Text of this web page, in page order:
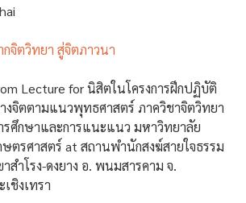
กจิตวิทยา สู่จิตภาวนา
Lecture for นิสิตในโครงการฝึกปฏิบัติ
งจิตตามแนวพุทธศาสตร์ ภาควิชาจิตวิทยา
รศึกษาและการแนะแนว มหาวิทยาลัย
ษตรศาสตร์ at สถานพำนักสงฆ์สายใจธรรม
าสำโรง-ดงยาง อ. พนมสารคาม จ.
เชิงเทรา